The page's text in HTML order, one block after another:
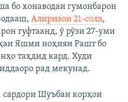
бо хонаводаи гумонбарон
Алиризои 21-сола,
гуфтаанд, ӯ рӯзи 27-уми
Яшми ноҳияи Рашт бо
таҳдид кард. Худи
рад мекунад.
сардори Шуъбаи корҳои